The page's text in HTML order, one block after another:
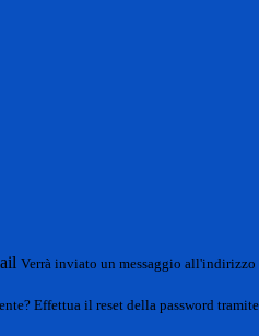
Verrà inviato un messaggio
Effettua il reset della password